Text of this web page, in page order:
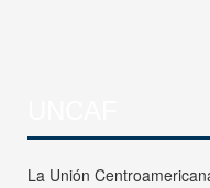
La Unión